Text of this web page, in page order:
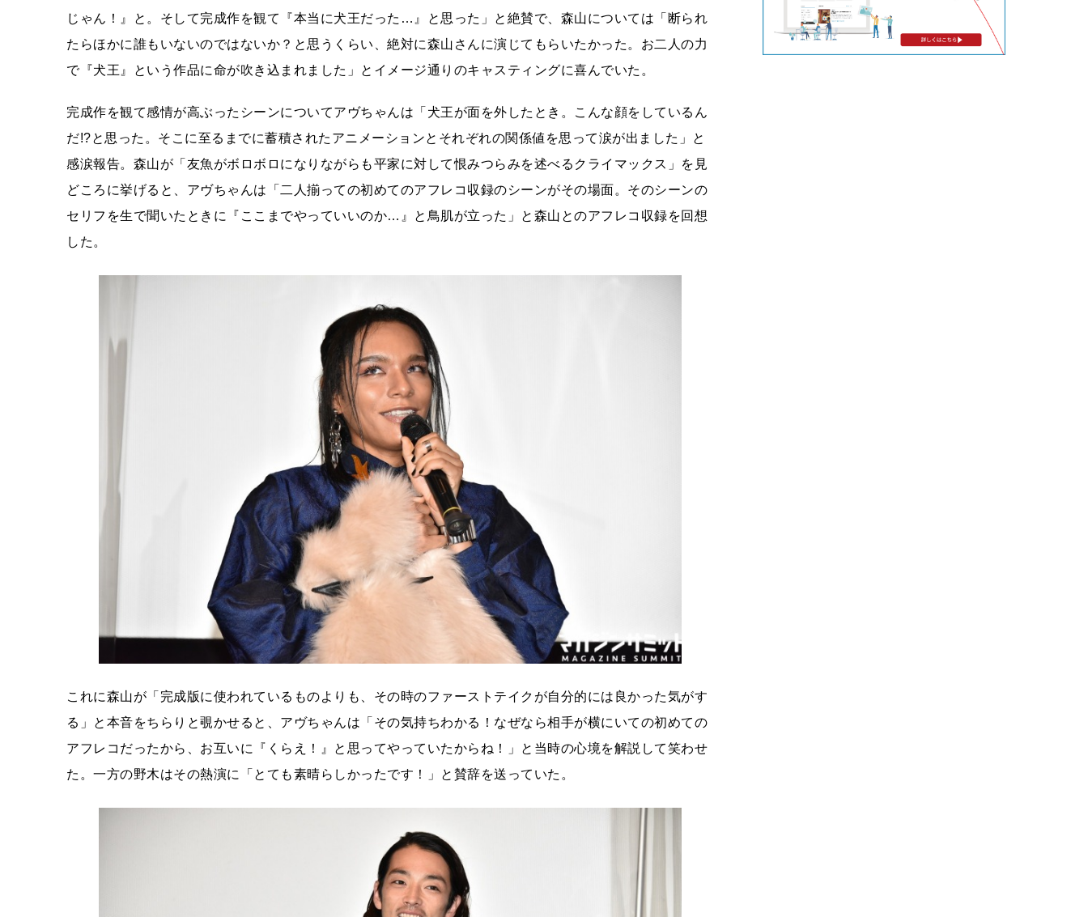
じゃん！』と。そして完成作を観て『本当に犬王だった…』と思った」と絶賛で、森山については「断られ
たらほかに誰もいないのではないか？と思うくらい、絶対に森山さんに演じてもらいたかった。お二人の力
で『犬王』という作品に命が吹き込まれました」とイメージ通りのキャスティングに喜んでいた。
完成作を観て感情が高ぶったシーンについてアヴちゃんは「犬王が面を外したとき。こんな顔をしているん
だ!?と思った。そこに至るまでに蓄積されたアニメーションとそれぞれの関係値を思って涙が出ました」と
感涙報告。森山が「友魚がボロボロになりながらも平家に対して恨みつらみを述べるクライマックス」を見
どころに挙げると、アヴちゃんは「二人揃っての初めてのアフレコ収録のシーンがその場面。そのシーンの
セリフを生で聞いたときに『ここまでやっていいのか…』と鳥肌が立った」と森山とのアフレコ収録を回想
した。
これに森山が「完成版に使われているものよりも、その時のファーストテイクが自分的には良かった気がす
る」と本音をちらりと覗かせると、アヴちゃんは「その気持ちわかる！なぜなら相手が横にいての初めての
アフレコだったから、お互いに『くらえ！』と思ってやっていたからね！」と当時の心境を解説して笑わせ
た。一方の野木はその熱演に「とても素晴らしかったです！」と賛辞を送っていた。